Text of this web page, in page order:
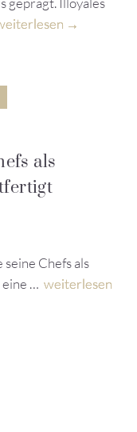
als
Chefs als
eine … weiterlesen